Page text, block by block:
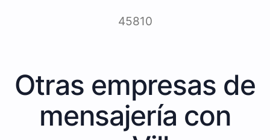
45810
Otras empresas de
mensajería con